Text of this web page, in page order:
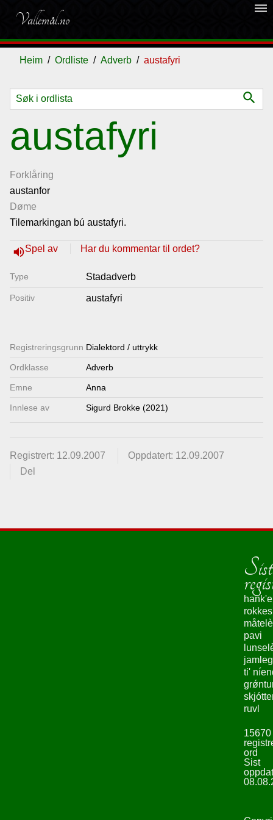
Vallemål.no
dehaze
Heim Ordliste Adverb austafyri
search
austafyri
Forklåring
austanfor
Døme
Tilemarkingan bú austafyri.
volume_upSpel av Har du kommentar til ordet?
Type Stadadverb
Positiv austafyri
Registrerings­grunn Dialektord / uttrykk
Ordklasse Adverb
Emne Anna
Innlese av Sigurd Brokke (2021)
Registrert: 12.09.2007
Oppdatert: 12.09.2007
Del
Ordliste
Om
vallemålet
Gjestebok
Nyhende
Lenkjer
oss
hank'e
pavi
ti'
ruvl
15670
ord
Sist